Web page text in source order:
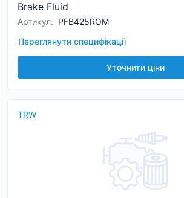
Brake Fluid
Артикул: PFB425ROM
Переглянути специфікації
Уточнити ціни
TRW